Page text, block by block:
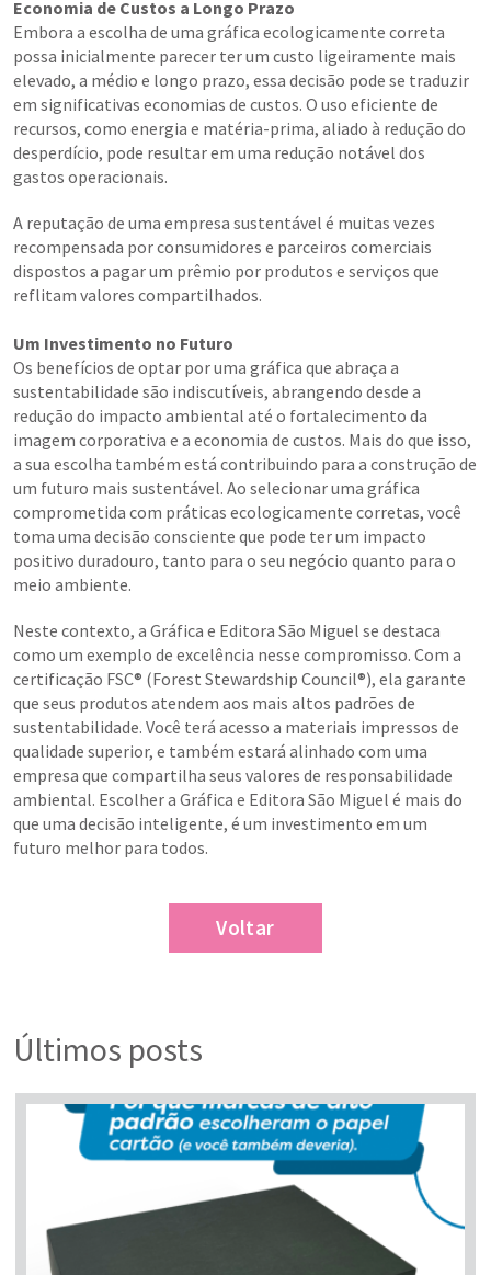
Economia de Custos a Longo Prazo
Embora a escolha de uma gráfica ecologicamente correta
possa inicialmente parecer ter um custo ligeiramente mais
elevado, a médio e longo prazo, essa decisão pode se traduzir
em significativas economias de custos. O uso eficiente de
recursos, como energia e matéria-prima, aliado à redução do
desperdício, pode resultar em uma redução notável dos
gastos operacionais.
A reputação de uma empresa sustentável é muitas vezes
recompensada por consumidores e parceiros comerciais
dispostos a pagar um prêmio por produtos e serviços que
reflitam valores compartilhados.
Um Investimento no Futuro
Os benefícios de optar por uma gráfica que abraça a
sustentabilidade são indiscutíveis, abrangendo desde a
redução do impacto ambiental até o fortalecimento da
imagem corporativa e a economia de custos. Mais do que isso,
a sua escolha também está contribuindo para a construção de
um futuro mais sustentável. Ao selecionar uma gráfica
comprometida com práticas ecologicamente corretas, você
toma uma decisão consciente que pode ter um impacto
positivo duradouro, tanto para o seu negócio quanto para o
meio ambiente.
Neste contexto, a Gráfica e Editora São Miguel se destaca
como um exemplo de excelência nesse compromisso. Com a
certificação FSC® (Forest Stewardship Council®), ela garante
que seus produtos atendem aos mais altos padrões de
sustentabilidade. Você terá acesso a materiais impressos de
qualidade superior, e também estará alinhado com uma
empresa que compartilha seus valores de responsabilidade
ambiental. Escolher a Gráfica e Editora São Miguel é mais do
que uma decisão inteligente, é um investimento em um
futuro melhor para todos.
Voltar
Últimos posts